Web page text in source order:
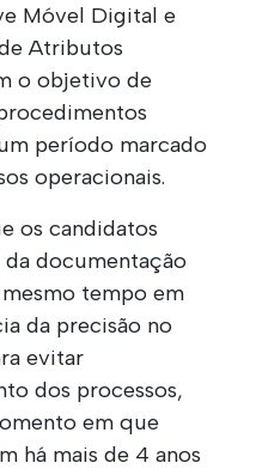
Móvel Digital e
Atributos
o objetivo de
período marcado
operacionais.
os candidatos
documentação
tempo em
da precisão no
evitar
dos processos,
em que
há mais de 4 anos